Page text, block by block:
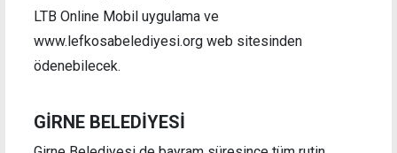
LTB Online Mobil uygulama ve
www.lefkosabelediyesi.org web sitesinden
ödenebilecek.
GİRNE BELEDİYESİ